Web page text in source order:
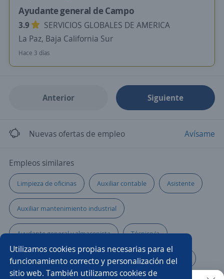
Utilizamos cookies propias necesarias para el
funcionamiento correcto y personalización del
sitio web. También utilizamos cookies de
Ayudante general de Campo
3.9
SERVICIOS GLOBALES DE AMERICA
La Paz, Baja California Sur
Hace 3 días
Anterior Siguiente
Nuevas ofertas de empleo Avísame
Empleos similares
Limpieza de oficinas Auxiliar contable Asistente
Auxiliar mantenimiento industrial
Ayudante general y almacenista Técnico/a
Auxiliar contable y administrativo Auxiliar operativo